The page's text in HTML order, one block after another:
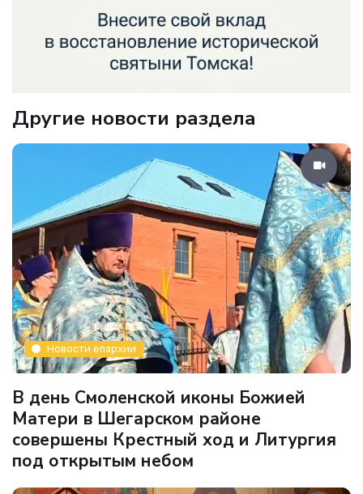
Другие новости раздела
Новости епархии
В день Смоленской иконы Божией
Матери в Шегарском районе
совершены Крестный ход и Литургия
под открытым небом